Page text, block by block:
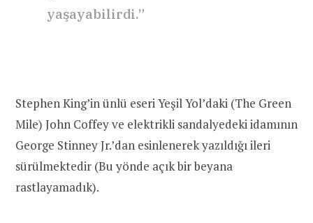
yaşayabilirdi.”
Stephen King’in ünlü eseri Yeşil Yol’daki (The Green
Mile) John Coffey ve elektrikli sandalyedeki idamının
George Stinney Jr.’dan esinlenerek yazıldığı ileri
sürülmektedir (Bu yönde açık bir beyana
rastlayamadık).